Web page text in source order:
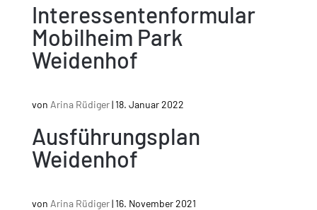
Interessentenformular
Mobilheim Park
Weidenhof
von Arina Rüdiger|18. Januar 2022
Ausführungsplan
Weidenhof
von Arina Rüdiger|16. November 2021